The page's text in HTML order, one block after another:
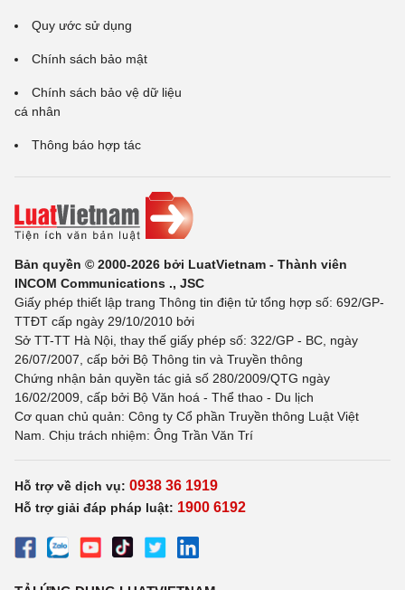
Quy ước sử dụng
Chính sách bảo mật
Chính sách bảo vệ dữ liệu
cá nhân
Thông báo hợp tác
Bản quyền © 2000-2026 bởi LuatVietnam - Thành viên
INCOM Communications ., JSC
Giấy phép thiết lập trang Thông tin điện tử tổng hợp số: 692/GP-
TTĐT cấp ngày 29/10/2010 bởi
Sở TT-TT Hà Nội, thay thế giấy phép số: 322/GP - BC, ngày
26/07/2007, cấp bởi Bộ Thông tin và Truyền thông
Chứng nhận bản quyền tác giả số 280/2009/QTG ngày
16/02/2009, cấp bởi Bộ Văn hoá - Thể thao - Du lịch
Cơ quan chủ quản: Công ty Cổ phần Truyền thông Luật Việt
Nam. Chịu trách nhiệm: Ông Trần Văn Trí
Hỗ trợ về dịch vụ: 0938 36 1919
Hỗ trợ giải đáp pháp luật: 1900 6192